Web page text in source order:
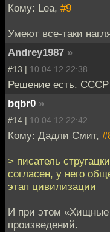
Кому: Lea, #9
Умеют все-таки
Andrey1987 »
#13 | 10.04.12 22:38
Решение есть. СССР
bqbr0 »
#14 | 10.04.12 22:42
Кому: Дадли Смит,
> писатель
согласен, у него
этап цивилизации
И при этом
произведений.